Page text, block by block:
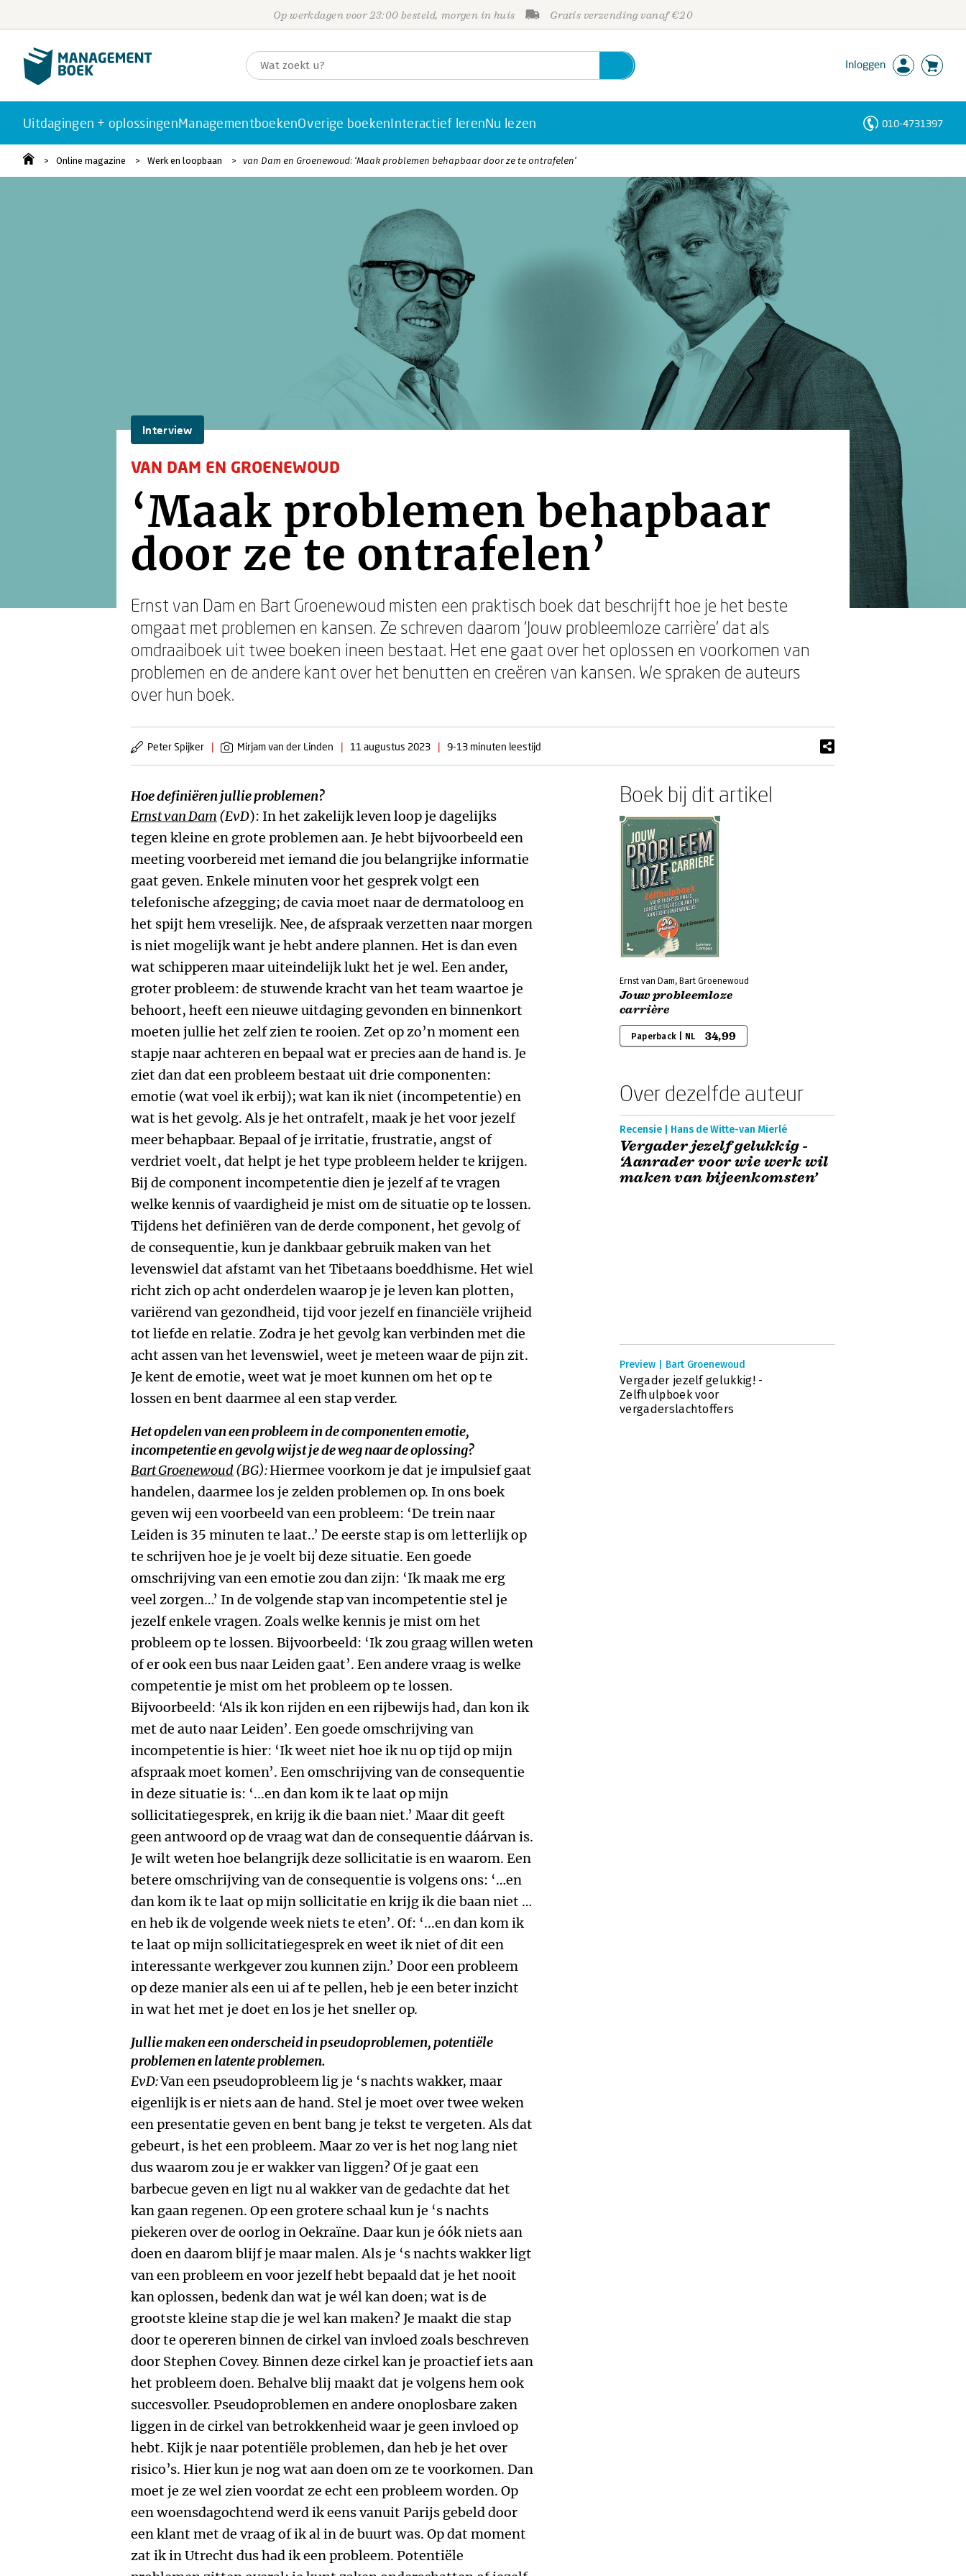
Op werkdagen voor 23:00 besteld, morgen in huis Gratis verzending vanaf €20
Inloggen
Uitdagingen + oplossingenManagementboekenOverige boekenInteractief lerenNu lezen 010-4731397
Online magazine Werk en loopbaan van Dam en Groenewoud: ‘Maak problemen behapbaar door ze te ontrafelen’
Interview
VAN DAM EN GROENEWOUD
‘Maak problemen behapbaar
door ze te ontrafelen’
Ernst van Dam en Bart Groenewoud misten een praktisch boek dat beschrijft hoe je het beste
omgaat met problemen en kansen. Ze schreven daarom ‘Jouw probleemloze carrière’ dat als
omdraaiboek uit twee boeken ineen bestaat. Het ene gaat over het oplossen en voorkomen van
problemen en de andere kant over het benutten en creëren van kansen. We spraken de auteurs
over hun boek.
Peter Spijker | Mirjam van der Linden | 11 augustus 2023 | 9-13 minuten leestijd
Hoe definiëren jullie problemen?
Ernst van Dam (EvD): In het zakelijk leven loop je dagelijks
tegen kleine en grote problemen aan. Je hebt bijvoorbeeld een
meeting voorbereid met iemand die jou belangrijke informatie
gaat geven. Enkele minuten voor het gesprek volgt een
telefonische afzegging; de cavia moet naar de dermatoloog en
het spijt hem vreselijk. Nee, de afspraak verzetten naar morgen
is niet mogelijk want je hebt andere plannen. Het is dan even
wat schipperen maar uiteindelijk lukt het je wel. Een ander,
groter probleem: de stuwende kracht van het team waartoe je
behoort, heeft een nieuwe uitdaging gevonden en binnenkort
moeten jullie het zelf zien te rooien. Zet op zo’n moment een
stapje naar achteren en bepaal wat er precies aan de hand is. Je
ziet dan dat een probleem bestaat uit drie componenten:
emotie (wat voel ik erbij); wat kan ik niet (incompetentie) en
wat is het gevolg. Als je het ontrafelt, maak je het voor jezelf
meer behapbaar. Bepaal of je irritatie, frustratie, angst of
verdriet voelt, dat helpt je het type probleem helder te krijgen.
Bij de component incompetentie dien je jezelf af te vragen
welke kennis of vaardigheid je mist om de situatie op te lossen.
Tijdens het definiëren van de derde component, het gevolg of
de consequentie, kun je dankbaar gebruik maken van het
levenswiel dat afstamt van het Tibetaans boeddhisme. Het wiel
richt zich op acht onderdelen waarop je je leven kan plotten,
variërend van gezondheid, tijd voor jezelf en financiële vrijheid
tot liefde en relatie. Zodra je het gevolg kan verbinden met die
acht assen van het levenswiel, weet je meteen waar de pijn zit.
Je kent de emotie, weet wat je moet kunnen om het op te
lossen en bent daarmee al een stap verder.
Het opdelen van een probleem in de componenten emotie,
incompetentie en gevolg wijst je de weg naar de oplossing?
Bart Groenewoud(BG):Hiermee voorkom je dat je impulsief gaat
handelen, daarmee los je zelden problemen op. In ons boek
geven wij een voorbeeld van een probleem: ‘De trein naar
Leiden is 35 minuten te laat..’ De eerste stap is om letterlijk op
te schrijven hoe je je voelt bij deze situatie. Een goede
omschrijving van een emotie zou dan zijn: ‘Ik maak me erg
veel zorgen…’ In de volgende stap van incompetentie stel je
jezelf enkele vragen. Zoals welke kennis je mist om het
probleem op te lossen. Bijvoorbeeld: ‘Ik zou graag willen weten
of er ook een bus naar Leiden gaat’. Een andere vraag is welke
competentie je mist om het probleem op te lossen.
Bijvoorbeeld: ‘Als ik kon rijden en een rijbewijs had, dan kon ik
met de auto naar Leiden’. Een goede omschrijving van
incompetentie is hier: ‘Ik weet niet hoe ik nu op tijd op mijn
afspraak moet komen’. Een omschrijving van de consequentie
in deze situatie is: ‘...en dan kom ik te laat op mijn
sollicitatiegesprek, en krijg ik die baan niet.’ Maar dit geeft
geen antwoord op de vraag wat dan de consequentie dáárvan is.
Je wilt weten hoe belangrijk deze sollicitatie is en waarom. Een
betere omschrijving van de consequentie is volgens ons: ‘…en
dan kom ik te laat op mijn sollicitatie en krijg ik die baan niet …
en heb ik de volgende week niets te eten’. Of: ‘...en dan kom ik
te laat op mijn sollicitatiegesprek en weet ik niet of dit een
interessante werkgever zou kunnen zijn.’ Door een probleem
op deze manier als een ui af te pellen, heb je een beter inzicht
in wat het met je doet en los je het sneller op.
Jullie maken een onderscheid in pseudoproblemen, potentiële
problemen en latente problemen.
EvD:Van een pseudoprobleem lig je ‘s nachts wakker, maar
eigenlijk is er niets aan de hand. Stel je moet over twee weken
een presentatie geven en bent bang je tekst te vergeten. Als dat
gebeurt, is het een probleem. Maar zo ver is het nog lang niet
dus waarom zou je er wakker van liggen? Of je gaat een
barbecue geven en ligt nu al wakker van de gedachte dat het
kan gaan regenen. Op een grotere schaal kun je ‘s nachts
piekeren over de oorlog in Oekraïne. Daar kun je óók niets aan
doen en daarom blijf je maar malen. Als je ‘s nachts wakker ligt
van een probleem en voor jezelf hebt bepaald dat je het nooit
kan oplossen, bedenk dan wat je wél kan doen; wat is de
grootste kleine stap die je wel kan maken? Je maakt die stap
door te opereren binnen de cirkel van invloed zoals beschreven
door Stephen Covey. Binnen deze cirkel kan je proactief iets aan
het probleem doen. Behalve blij maakt dat je volgens hem ook
succesvoller. Pseudoproblemen en andere onoplosbare zaken
liggen in de cirkel van betrokkenheid waar je geen invloed op
hebt. Kijk je naar potentiële problemen, dan heb je het over
risico’s. Hier kun je nog wat aan doen om ze te voorkomen. Dan
moet je ze wel zien voordat ze echt een probleem worden. Op
een woensdagochtend werd ik eens vanuit Parijs gebeld door
een klant met de vraag of ik al in de buurt was. Op dat moment
zat ik in Utrecht dus had ik een probleem. Potentiële
Boek bij dit artikel
Ernst van Dam, Bart Groenewoud
Jouw probleemloze
carrière
Paperback | NL 34,99
Over dezelfde auteur
Recensie | Hans de Witte-van Mierlé
Vergader jezelf gelukkig -
‘Aanrader voor wie werk wil
maken van bijeenkomsten’
Preview | Bart Groenewoud
Vergader jezelf gelukkig! -
Zelfhulpboek voor
vergaderslachtoffers
Personen
Trefwoorden